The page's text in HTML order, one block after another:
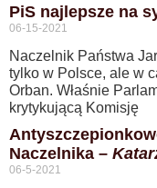
PiS najlepsze na
06-15-2021
Naczelnik Państwa
tylko w Polsce, ale w
Orban. Właśnie
krytykującą Komisję
Naczelnika –
06-5-2021